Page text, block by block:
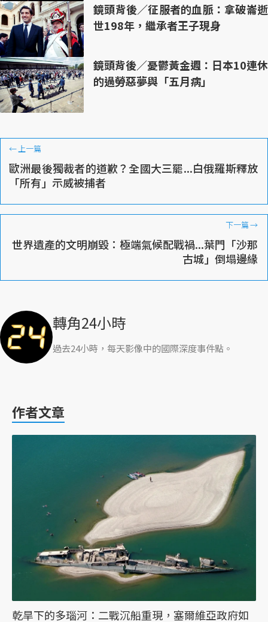
鏡頭背後／征服者的血脈：拿破崙逝
世198年，繼承者王子現身
鏡頭背後／憂鬱黃金週：日本10連休
的過勞惡夢與「五月病」
←上一篇
歐洲最後獨裁者的道歉？全國大三罷...白俄羅斯釋放
「所有」示威被捕者
下一篇→
世界遺產的文明崩毀：極端氣候配戰禍...葉門「沙那
古城」倒塌邊緣
轉角24小時
過去24小時，每天影像中的國際深度事件點。
作者文章
乾旱下的多瑙河：二戰沉船重現，塞爾維亞政府如